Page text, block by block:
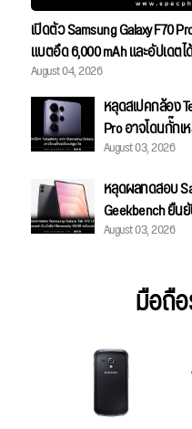
เปิดตัว Samsung Galaxy F70
แบตอึด 6,000 mAh และอัปเดต
August 04, 2026
หลุดสเปคกล้อง
Pro อาจโดนกั๊ก
August 03, 2026
หลุดผลทดสอบ
Geekbench ยืน
เต็ม
August 03, 2026
มือถื